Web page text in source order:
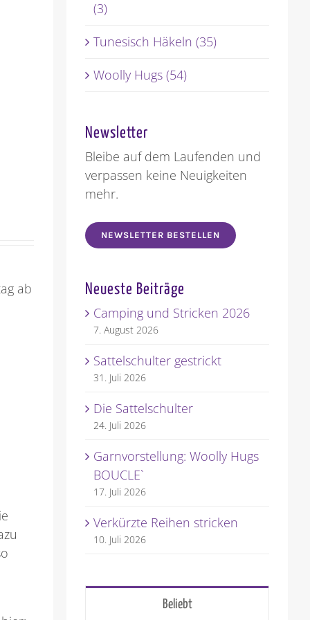
ab
(3)
Tunesisch Häkeln (35)
Woolly Hugs (54)
Newsletter
Bleibe auf dem Laufenden und
verpassen keine Neuigkeiten
mehr.
NEWSLETTER BESTELLEN
Neueste Beiträge
Camping und Stricken 2026
7. August 2026
Sattelschulter gestrickt
31. Juli 2026
Die Sattelschulter
24. Juli 2026
Garnvorstellung: Woolly Hugs
BOUCLE`
17. Juli 2026
Verkürzte Reihen stricken
10. Juli 2026
Beliebt